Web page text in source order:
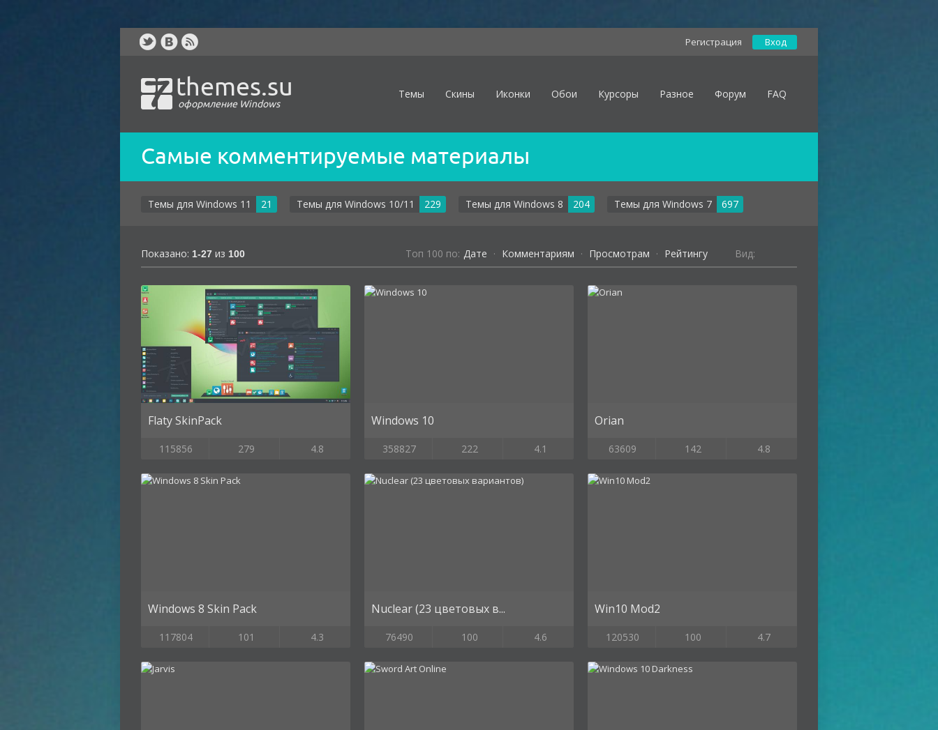
Регистрация Вход
themes.su
оформление Windows
Темы Скины Иконки Обои Курсоры Разное Форум FAQ
Самые комментируемые материалы
Темы для Windows 11 21 Темы для Windows 10/11 229 Темы для Windows 8 204 Темы для Windows 7 697
Показано: 1-27 из 100 Toп 100 по: Дате · Комментариям · Просмотрам · Рейтингу Вид:
Flaty SkinPack
115856 279 4.8
Windows 10
358827 222 4.1
Orian
63609 142 4.8
Windows 8 Skin Pack
117804 101 4.3
Nuclear (23 цветовых в...
76490 100 4.6
Win10 Mod2
120530 100 4.7